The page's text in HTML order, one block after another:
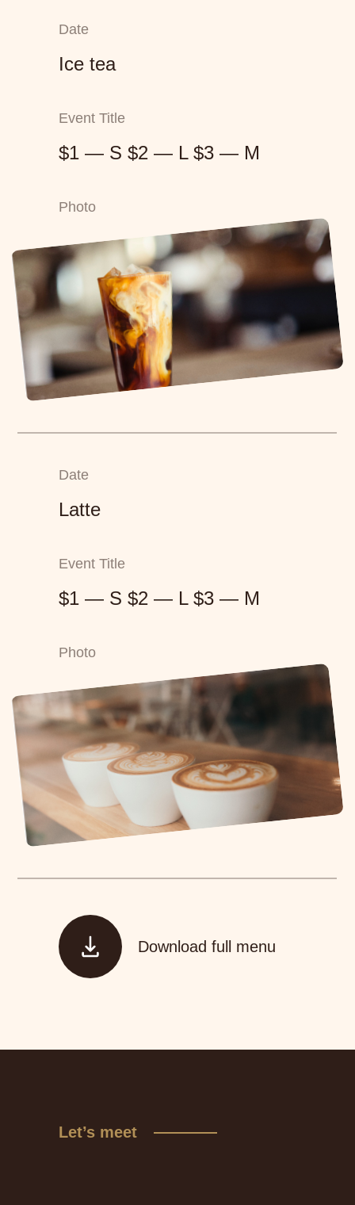
Ice tea
$1 — S $2 — L $3 — M
Event Title
Photo
Date
Latte
$1 — S $2 — L $3 — M
Event Title
Photo
Date
Download full menu
Let’s meet